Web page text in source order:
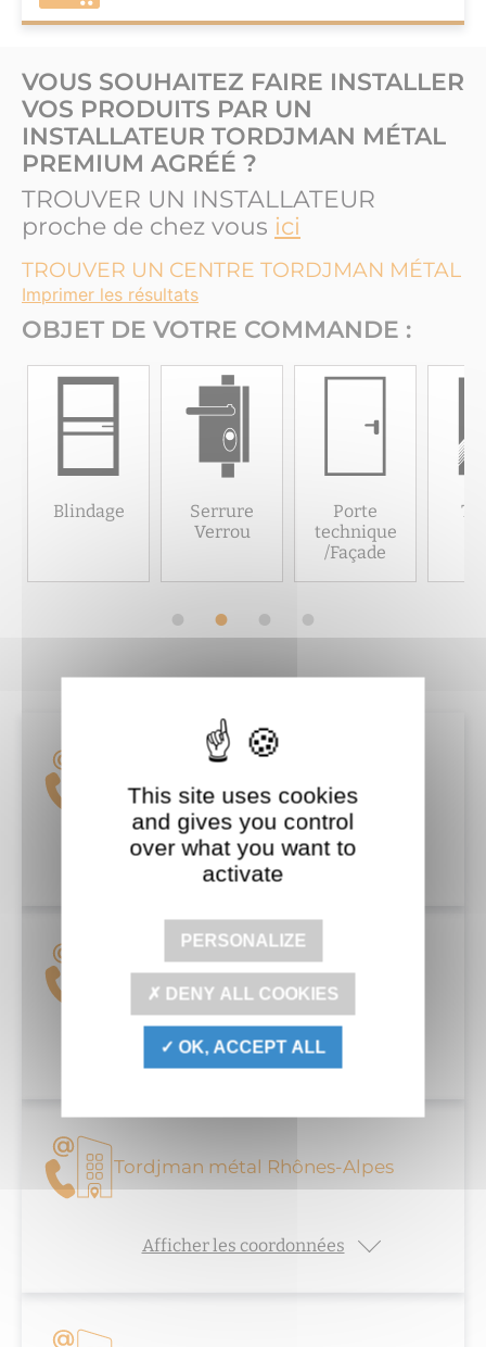
VOUS SOUHAITEZ FAIRE INSTALLER
VOS PRODUITS PAR UN
INSTALLATEUR TORDJMAN MÉTAL
PREMIUM AGRÉÉ ?
TROUVER UN INSTALLATEUR
proche de chez vous ici
TROUVER UN CENTRE TORDJMAN MÉTAL
Imprimer les résultats
OBJET DE VOTRE COMMANDE :
Blindage
Serrure
Verrou
Porte
technique
/Façade
Afficher les coordonnées
Tordjman métal Fresnes
Afficher les coordonnées
Tordjman métal Rhônes-Alpes
Afficher les coordonnées
This site uses cookies
and gives you control
over what you want to
activate
PERSONALIZE
DENY ALL COOKIES
OK, ACCEPT ALL